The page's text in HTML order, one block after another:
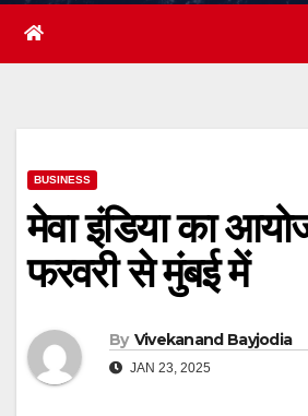
BUSINESS
मेवा इंडिया का
फरवरी से मुंबई में
By Vivekanand Bayjodia
JAN 23, 2025